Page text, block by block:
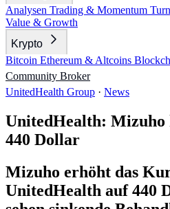
Analysen Trading & Momentum
Value & Growth
Krypto
Bitcoin Ethereum & Altcoins
Community Broker
UnitedHealth Group · News
UnitedHealth: Mizuho
440 Dollar
Mizuho erhöht das
UnitedHealth auf 440